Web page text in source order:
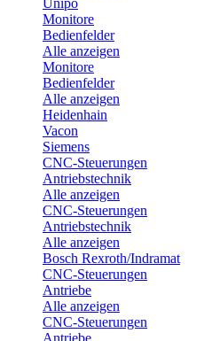
Unipo
Monitore
Bedienfelder
Alle anzeigen
Monitore
Bedienfelder
Alle anzeigen
Heidenhain
Vacon
Siemens
CNC-Steuerungen
Antriebstechnik
Alle anzeigen
CNC-Steuerungen
Antriebstechnik
Alle anzeigen
Bosch Rexroth/Indramat
CNC-Steuerungen
Antriebe
Alle anzeigen
CNC-Steuerungen
Antriebe